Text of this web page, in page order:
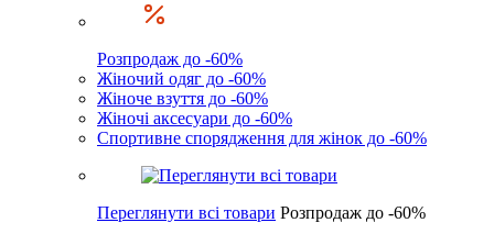
Розпродаж до -60%
Жіночий одяг до -60%
Жіноче взуття до -60%
Жіночі аксесуари до -60%
Спортивне спорядження для жінок до -60%
Переглянути всі товари Розпродаж до -60%